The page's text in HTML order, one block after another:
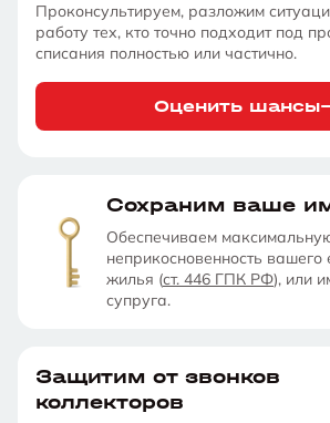
Проконсультируем, разложим
работу тех, кто точно подходит под
списания полностью или частично.
Оценить шансы
Сохраним ваше
Обеспечиваем
неприкосновенность вашего
жилья (ст. 446 ГПК РФ), или
супруга.
Защитим от звонков
коллекторов